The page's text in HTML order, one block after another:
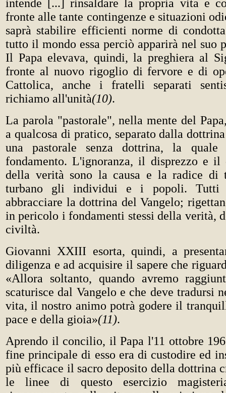
intende [...] rinsaldare la propria vita e
fronte alle tante contingenze e situazioni
saprà stabilire efficienti norme di
tutto il mondo essa perciò apparirà nel suo
Il Papa elevava, quindi, la preghiera al
fronte al nuovo rigoglio di fervore e di
Cattolica, anche i fratelli separati
richiamo all'unità(10).
La parola "pastorale", nella mente del
a qualcosa di pratico, separato dalla
una pastorale senza dottrina, la
fondamento. L'ignoranza, il disprezzo e il
della verità sono la causa e la radice
turbano gli individui e i popoli. Tutti
abbracciare la dottrina del Vangelo;
in pericolo i fondamenti stessi della verità,
civiltà.
Giovanni XXIII esorta, quindi, a
diligenza e ad acquisire il sapere che
«Allora soltanto, quando avremo
scaturisce dal Vangelo e che deve tradursi
vita, il nostro animo potrà godere il
pace e della gioia»(11).
Aprendo il concilio, il Papa l'11 ottobre
fine principale di esso era di custodire ed
più efficace il sacro deposito della dottrina
le linee di questo esercizio